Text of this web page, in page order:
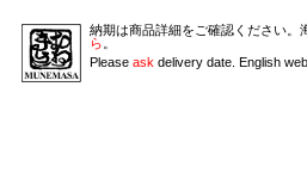
納期は商品詳細をご確認ください。
ら 。
Please ask delivery date. English